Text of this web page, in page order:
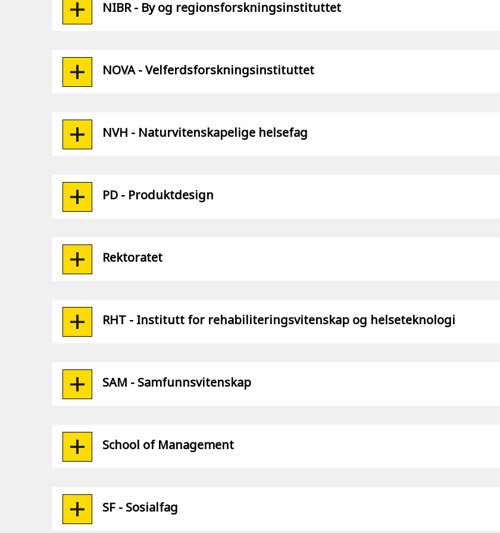
NIBR - By og regionsforskningsinstituttet
NOVA - Velferdsforskningsinstituttet
NVH - Naturvitenskapelige helsefag
PD - Produktdesign
Rektoratet
RHT - Institutt for rehabiliteringsvitenskap og helseteknologi
SAM - Samfunnsvitenskap
School of Management
SF - Sosialfag